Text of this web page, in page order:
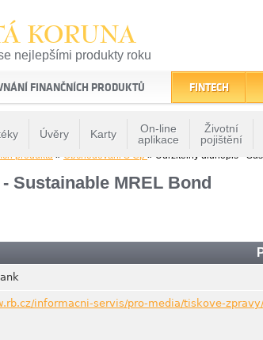
KORUNA
nejlepšími produkty roku
a kvality na finančním trhu
FINANČNÍCH PRODUKTŮ
Úvěry Karty
On-line
aplikace
Životní
pojištění
FINTECH
produktů » Obchodovani S Cp » Udržitelný dluhopis -
Sustainable MREL Bond
informacni-servis/pro-media/tiskove-